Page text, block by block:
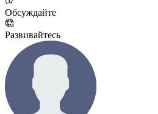
Обсуждайте
Развивайтесь